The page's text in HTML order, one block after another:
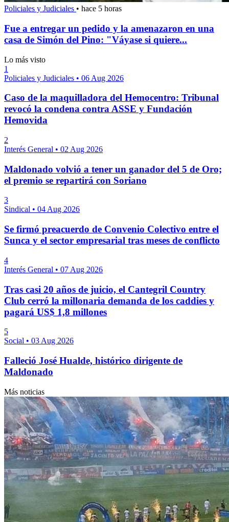
Policiales y Judiciales • hace 5 horas
Fue a entregar un pedido y la amenazaron en una
casa de Simón del Pino: "Váyase si quiere...
Lo más visto
1
Policiales y Judiciales • 06 Aug 2026
Caso de la maquilladora del Hemocentro: Tribunal
revocó la condena contra ASSE y Fundación
Hemovida
2
Interés General • 02 Aug 2026
Maldonado volvió a tener un ganador del 5 de Oro;
el premio se repartirá con Soriano
3
Sindical • 04 Aug 2026
Se firmó preacuerdo de Convenio Colectivo entre el
Sunca y el sector empresarial tras meses de conflicto
4
Interés General • 07 Aug 2026
Tras casi 20 años de juicio, el Cantegril Country
Club cerró la millonaria demanda de los caddies y
pagará US$ 1,8 millones
5
Social • 03 Aug 2026
Falleció José Hualde, histórico dirigente de
Maldonado
Más noticias